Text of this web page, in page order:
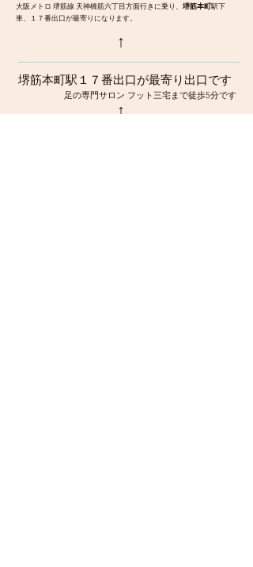
大阪メトロ 堺筋線 天神橋筋六丁目方面行きに乗り、 堺筋本町 駅下
車、１７番出口が最寄りになります。
​↑
堺筋本町駅１７番出口が最寄り出口です
​↑
足の専門サロン フット三宅まで徒歩5分です